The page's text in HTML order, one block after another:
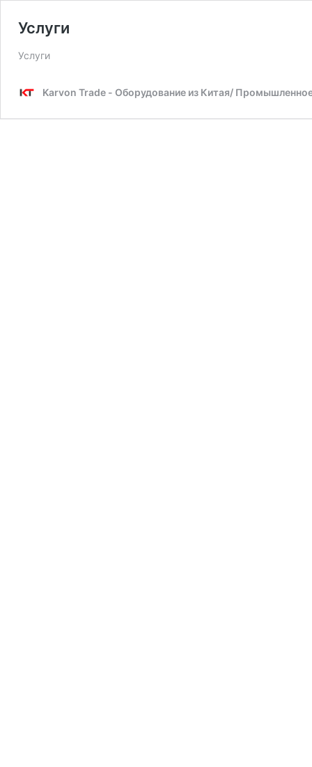
Услуги
Услуги
Karvon Trade - Оборудование из Китая/